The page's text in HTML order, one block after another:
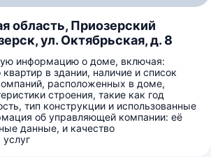
область, Приозерский
ул. Октябрьская, д. 8
информацию о доме, включая:
в здании, наличие и список
расположенных в доме,
строения, такие как год
тип конструкции и использованные
об управляющей компании: её
данные, и качество